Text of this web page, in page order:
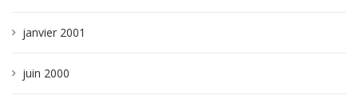
janvier 2001
juin 2000